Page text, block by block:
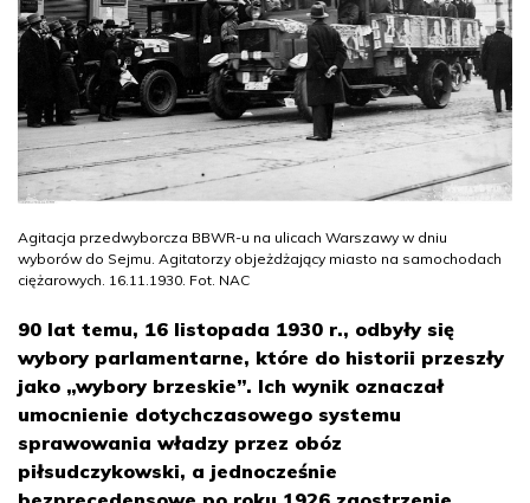
Agitacja przedwyborcza BBWR-u na ulicach Warszawy w dniu
wyborów do Sejmu. Agitatorzy objeżdżający miasto na samochodach
ciężarowych. 16.11.1930. Fot. NAC
90 lat temu, 16 listopada 1930 r., odbyły się
wybory parlamentarne, które do historii przeszły
jako „wybory brzeskie”. Ich wynik oznaczał
umocnienie dotychczasowego systemu
sprawowania władzy przez obóz
piłsudczykowski, a jednocześnie